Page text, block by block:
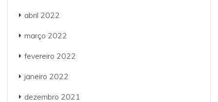
abril 2022
março 2022
fevereiro 2022
janeiro 2022
dezembro 2021